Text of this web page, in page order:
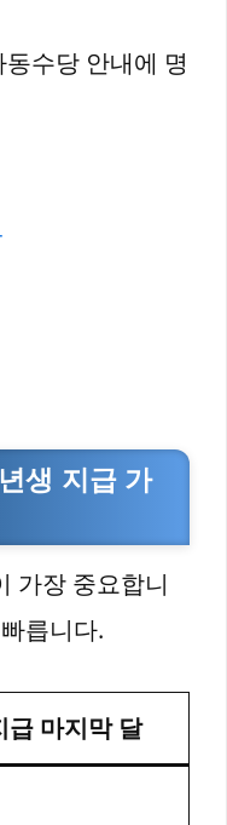
수당 안내에 명
생 지급 가
가장 중요합니
릅니다.
급 마지막 달